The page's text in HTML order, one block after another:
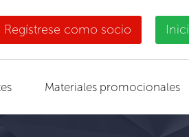
Regístrese como socio
Materiales promocionales